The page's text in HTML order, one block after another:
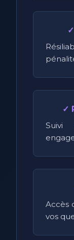
✓
Suivi
Accès
vos